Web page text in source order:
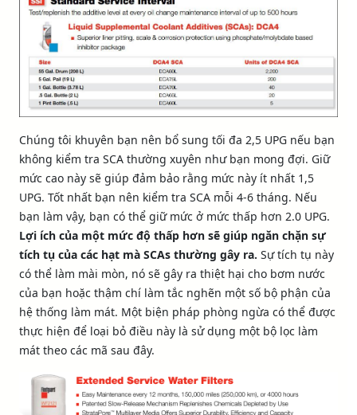
Chúng tôi khuyên bạn nên bổ sung tối đa 2,5 UPG nếu bạn
không kiểm tra SCA thường xuyên như bạn mong đợi. Giữ
mức cao này sẽ giúp đảm bảo rằng mức này ít nhất 1,5
UPG. Tốt nhất bạn nên kiểm tra SCA mỗi 4-6 tháng. Nếu
bạn làm vậy, bạn có thể giữ mức ở mức thấp hơn 2.0 UPG.
Lợi ích của một mức độ thấp hơn sẽ giúp ngăn chặn sự
tích tụ của các hạt mà SCAs thường gây ra. Sự tích tụ này
có thể làm mài mòn, nó sẽ gây ra thiệt hại cho bơm nước
của bạn hoặc thậm chí làm tắc nghẽn một số bộ phận của
hệ thống làm mát. Một biện pháp phòng ngừa có thể được
thực hiện để loại bỏ điều này là sử dụng một bộ lọc làm
mát theo các mã sau đây.